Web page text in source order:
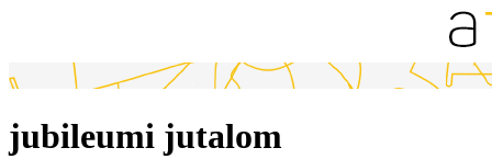
jubileumi jutalom